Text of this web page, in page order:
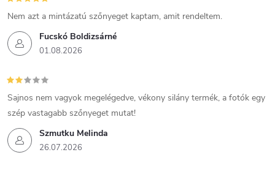
Fucskó Boldizsárné
01.08.2026
Nem azt a mintázatú szőnyeget kaptam, amit rendeltem.
Szmutku Melinda
26.07.2026
Sajnos nem vagyok megelégedve, vékony silány termék, a fotók egy
szép vastagabb szőnyeget mutat!